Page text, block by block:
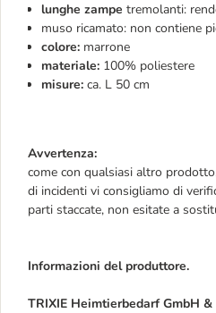
lunghe zampe tremolanti:
muso ricamato: non contiene
colore: marrone
materiale: 100% poliestere
misure: ca. L 50 cm
Avvertenza:
come con qualsiasi altro
di incidenti vi consigliamo di
parti staccate, non esitate a
Informazioni del produttore.
TRIXIE Heimtierbedarf GmbH &